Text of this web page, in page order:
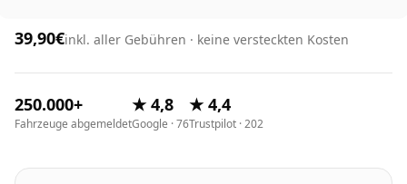
39,90€inkl. aller Gebühren · keine versteckten Kosten
250.000+
Fahrzeuge abgemeldet
★ 4,8
Google · 76
★ 4,4
Trustpilot · 202